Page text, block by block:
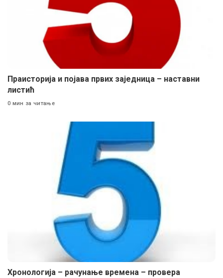
Праисторија и појава првих заједница – наставни
листић
0 мин за читање
Хронологија – рачунање времена – провера